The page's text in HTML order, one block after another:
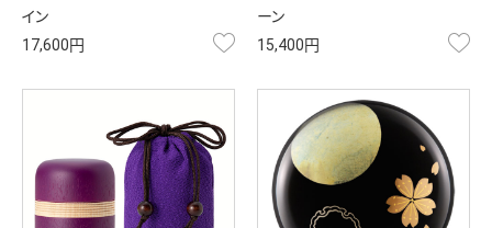
イン
17,600円
お気に入り
ーン
15,400円